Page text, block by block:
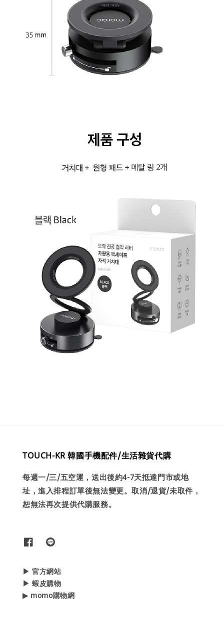
TOUCH-KR 韓國手機配件/生活雜貨代購
每週一/三/五空運，送出後約4-7天抵達門市或地
址，進入排程訂單後無法變更。取消/退貨/未取件，
恕無法再次提供代購服務。
▶ 官方網站
▶ 蝦皮購物
▶ momo購物網